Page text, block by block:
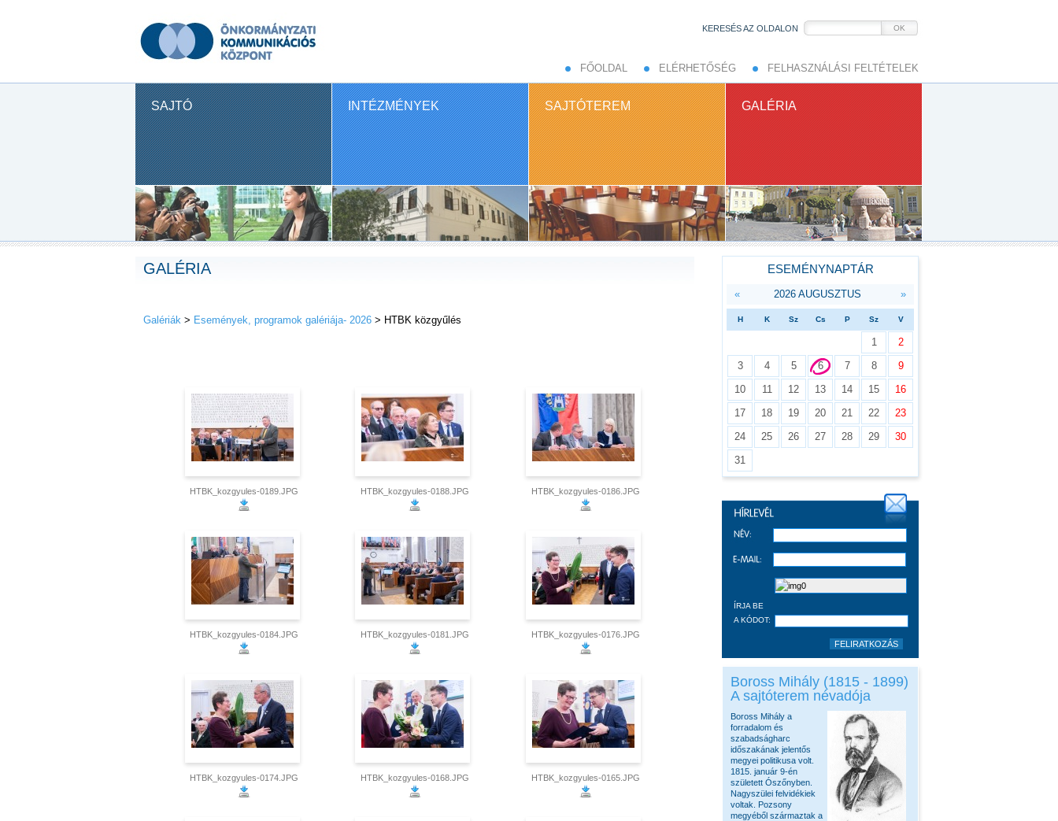
KERESÉS AZ OLDALON OK
FŐOLDAL ELÉRHETŐSÉG FELHASZNÁLÁSI FELTÉTELEK
SAJTÓ INTÉZMÉNYEK SAJTÓTEREM GALÉRIA
GALÉRIA
Galériák > Események, programok galériája- 2026 > HTBK közgyűlés
HTBK_kozgyules-0189.JPG HTBK_kozgyules-0188.JPG HTBK_kozgyules-0186.JPG
HTBK_kozgyules-0184.JPG HTBK_kozgyules-0181.JPG HTBK_kozgyules-0176.JPG
HTBK_kozgyules-0174.JPG HTBK_kozgyules-0168.JPG HTBK_kozgyules-0165.JPG
ESEMÉNYNAPTÁR
« 2026 AUGUSZTUS »
H K Sz Cs P Sz V
1
2
3
4 5 6 7 8
9
10
11 12 13 14 15
16
17
18 19 20 21 22
23
24
25 26 27 28 29
30
31
ÍRJA BE
A KÓDOT:
Boross Mihály (1815 - 1899)
A sajtóterem névadója
Boross Mihály a
forradalom és
szabadságharc
időszakának jelentős
megyei politikusa volt.
1815. január 9-én
született Ószőnyben.
Nagyszülei felvidékiek
voltak. Pozsony
megyéből származtak a